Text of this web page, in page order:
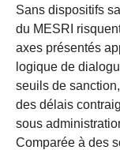
Sans dispositifs
du MESRI
axes présentés
logique de
seuils de
des délais
sous
Comparée à des